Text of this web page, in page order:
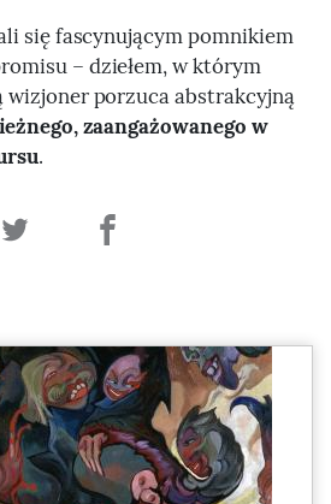
się fascynującym pomnikiem
– dziełem, w którym
porzuca abstrakcyjną
zaangażowanego w
.